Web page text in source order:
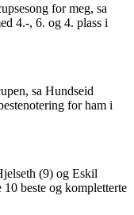
for meg, sa
4.-, 6. og 4. plass i
sa Hundseid
for ham i
(9) og Eskil
beste og kompletterte